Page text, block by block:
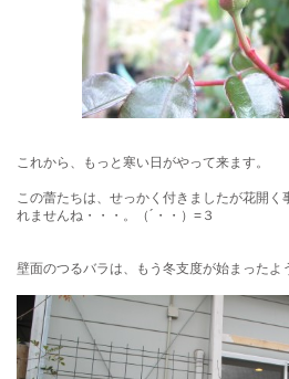
これから、もっと寒い日がやって来ます。
この蕾たちは、せっかく付きましたが花開く
れませんね・・・。（´・・）=３
壁面のつるバラは、もう冬支度が始まったよ